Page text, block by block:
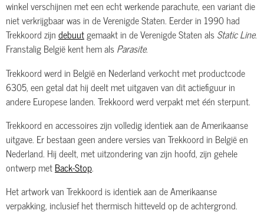
winkel verschijnen met een echt werkende parachute, een variant die
niet verkrijgbaar was in de Verenigde Staten. Eerder in 1990 had
Trekkoord zijndebuutgemaakt in de Verenigde Staten alsStatic Line.
Franstalig België kent hem alsParasite.
Trekkoord werd in België en Nederland verkocht met productcode
6305, een getal dat hij deelt met uitgaven van dit actiefiguur in
andere Europese landen. Trekkoord werd verpakt met één sterpunt.
Trekkoord en accessoires zijn volledig identiek aan de Amerikaanse
uitgave. Er bestaan geen andere versies van Trekkoord in België en
Nederland. Hij deelt, met uitzondering van zijn hoofd, zijn gehele
ontwerp metBack-Stop.
Het artwork van Trekkoord is identiek aan de Amerikaanse
verpakking, inclusief het thermisch hitteveld op de achtergrond.